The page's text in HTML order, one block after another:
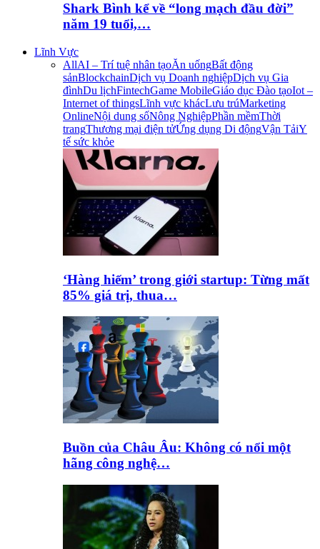
Shark Bình kể về “long mạch đầu đời”
năm 19 tuổi,…
Lĩnh Vực
AllAI – Trí tuệ nhân tạoĂn uốngBất động
sảnBlockchainDịch vụ Doanh nghiệpDịch vụ Gia
đìnhDu lịchFintechGame MobileGiáo dục Đào tạoIot –
Internet of thingsLĩnh vực khácLưu trúMarketing
OnlineNội dung sốNông NghiệpPhần mềmThời
trangThương mại điện tửỨng dụng Di độngVận TảiY
tế sức khỏe
‘Hàng hiếm’ trong giới startup: Từng mất
85% giá trị, thua…
Buồn của Châu Âu: Không có nổi một
hãng công nghệ…